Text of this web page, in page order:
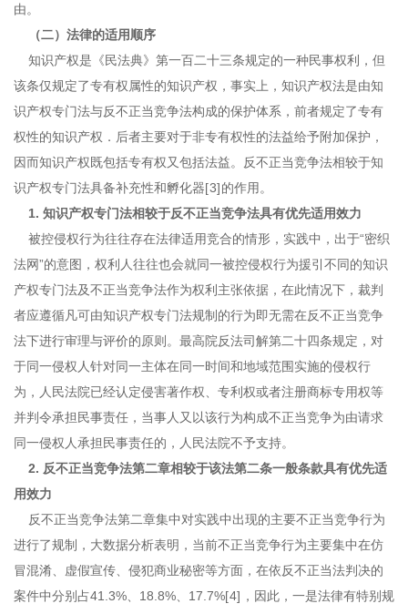
由。
（二）法律的适用顺序
知识产权是《民法典》第一百二十三条规定的一种民事权利，但
该条仅规定了专有权属性的知识产权，事实上，知识产权法是由知
识产权专门法与反不正当竞争法构成的保护体系，前者规定了专有
权性的知识产权．后者主要对于非专有权性的法益给予附加保护，
因而知识产权既包括专有权又包括法益。反不正当竞争法相较于知
识产权专门法具备补充性和孵化器[3]的作用。
1. 知识产权专门法相较于反不正当竞争法具有优先适用效力
被控侵权行为往往存在法律适用竞合的情形，实践中，出于“密织
法网”的意图，权利人往往也会就同一被控侵权行为援引不同的知识
产权专门法及不正当竞争法作为权利主张依据，在此情况下，裁判
者应遵循凡可由知识产权专门法规制的行为即无需在反不正当竞争
法下进行审理与评价的原则。最高院反法司解第二十四条规定，对
于同一侵权人针对同一主体在同一时间和地域范围实施的侵权行
为，人民法院已经认定侵害著作权、专利权或者注册商标专用权等
并判令承担民事责任，当事人又以该行为构成不正当竞争为由请求
同一侵权人承担民事责任的，人民法院不予支持。
2. 反不正当竞争法第二章相较于该法第二条一般条款具有优先适
用效力
反不正当竞争法第二章集中对实践中出现的主要不正当竞争行为
进行了规制，大数据分析表明，当前不正当竞争行为主要集中在仿
冒混淆、虚假宣传、侵犯商业秘密等方面，在依反不正当法判决的
案件中分别占41.3%、18.8%、17.7%[4] ，因此，一是法律有特别规